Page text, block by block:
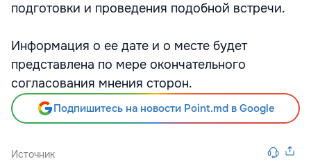
подготовки и проведения подобной встречи.
Информация о ее дате и о месте будет
представлена по мере окончательного
согласования мнения сторон.
Подпишитесь на новости Point.md в Google
Источник